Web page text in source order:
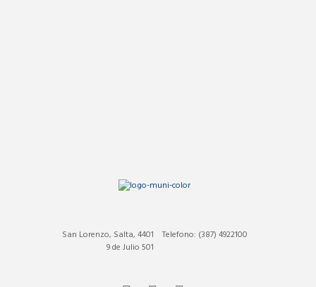
Telefono: (387) 4922100
San Lorenzo, Salta, 4401
9 de Julio 501